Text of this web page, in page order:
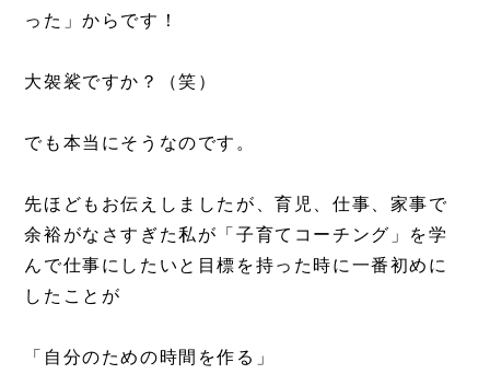
った」からです！
大袈裟ですか？（笑）
でも本当にそうなのです。
先ほどもお伝えしましたが、育児、仕事、家事で
余裕がなさすぎた私が「子育てコーチング」を学
んで仕事にしたいと目標を持った時に一番初めに
したことが
「自分のための時間を作る」